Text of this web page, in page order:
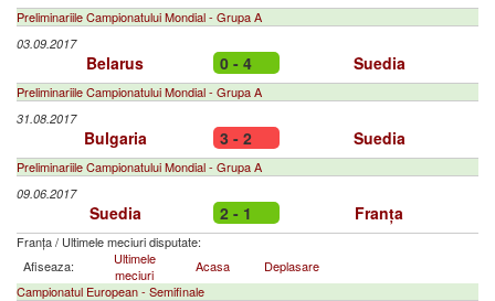
Preliminariile Campionatului Mondial - Grupa A
03.09.2017
Belarus 0 - 4 Suedia
Preliminariile Campionatului Mondial - Grupa A
31.08.2017
Bulgaria 3 - 2 Suedia
Preliminariile Campionatului Mondial - Grupa A
09.06.2017
Suedia 2 - 1 Franța
Franța/ Ultimele meciuri disputate:
Afiseaza:
Ultimele
meciuri
Acasa
Deplasare
Campionatul European - Semifinale